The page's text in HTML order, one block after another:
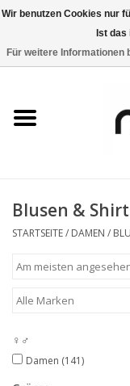
Damen
Accessoires
Home
Stores
Marken
Blusen &
STARTSEITE/ DAMEN /
♀♂
Damen (141)
Wir benutzen Cookies nur
Ist das
Für weitere Informationen